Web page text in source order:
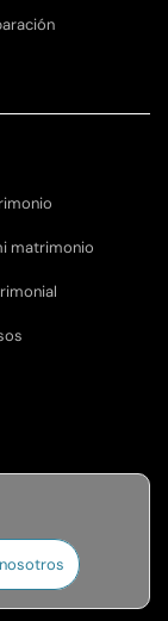
matrimonio